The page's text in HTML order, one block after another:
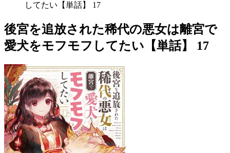
してたい【単話】 17
後宮を追放された稀代の悪女は離宮で
愛犬をモフモフしてたい【単話】 17